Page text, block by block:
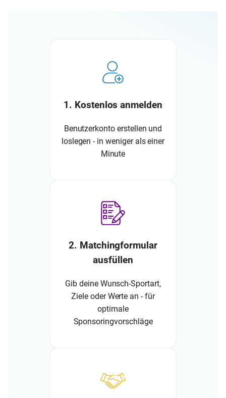
1. Kostenlos anmelden
Benutzerkonto erstellen und
loslegen - in weniger als einer
Minute
2. Matchingformular
ausfüllen
Gib deine Wunsch-Sportart,
Ziele oder Werte an - für
optimale
Sponsoringvorschläge